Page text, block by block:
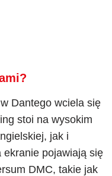
Dantego wciela się
stoi na wysokim
jak i
ekranie pojawiają się
DMC, takie jak